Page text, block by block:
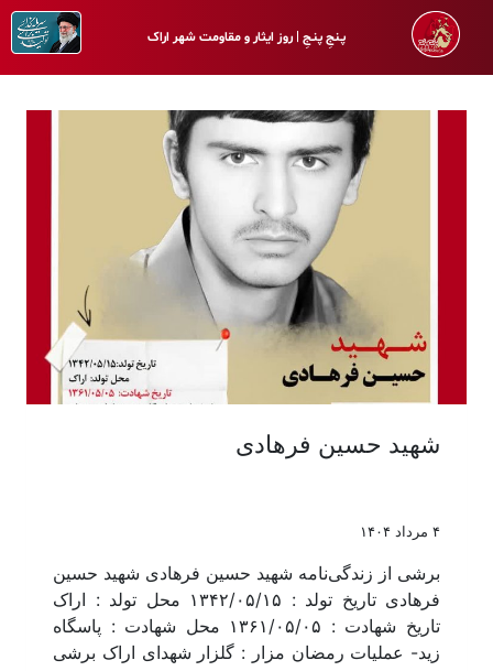
پـنجِ پنـجِ | روز ایثار و مقاومت شهر اراک
شهید حسین فرهادی
۴ مرداد ۱۴۰۴
برشی از زندگی‌نامه شهید حسین فرهادی شهید حسین
فرهادی تاریخ تولد : ۱۳۴۲/۰۵/۱۵ محل تولد : اراک
تاریخ شهادت : ۱۳۶۱/۰۵/۰۵ محل شهادت : پاسگاه
زید- عملیات رمضان مزار : گلزار شهدای اراک برشی